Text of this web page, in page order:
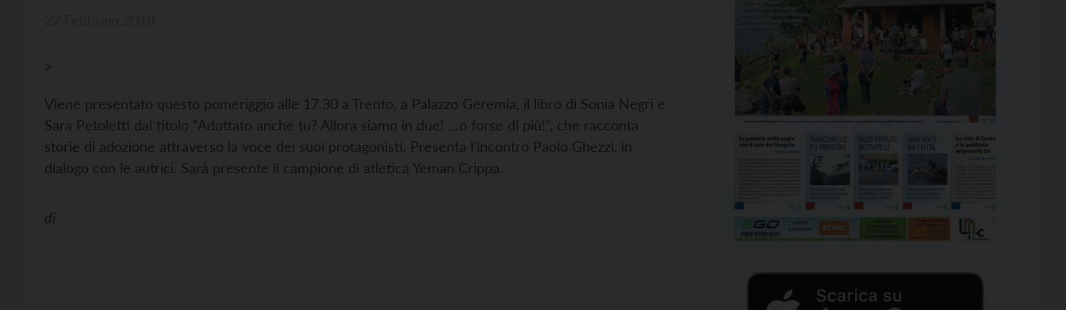
>
Viene presentato questo pomeriggio alle 17.30 a Trento, a Palazzo Geremia, il libro di Sonia Negri e
Sara Petoletti dal titolo “Adottato anche tu? Allora siamo in due! …o forse di più!”, che racconta
storie di adozione attraverso la voce dei suoi protagonisti. Presenta l’incontro Paolo Ghezzi, in
dialogo con le autrici. Sarà presente il campione di atletica Yeman Crippa.
di